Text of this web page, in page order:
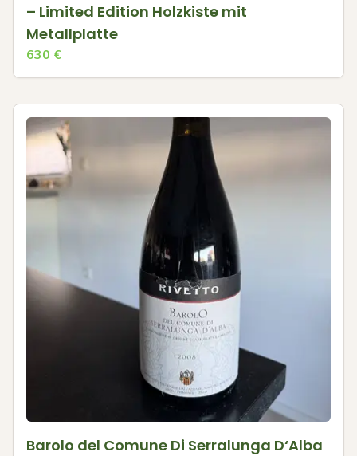
– Limited Edition Holzkiste mit
Metallplatte
630 €
Barolo del Comune Di Serralunga D‘Alba